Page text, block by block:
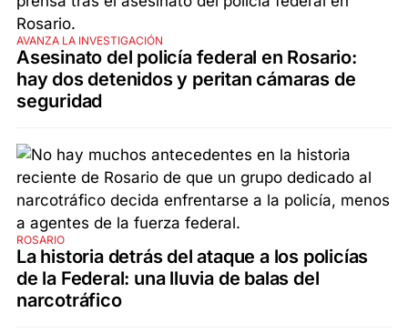
AVANZA LA INVESTIGACIÓN
Asesinato del policía federal en Rosario:
hay dos detenidos y peritan cámaras de
seguridad
ROSARIO
La historia detrás del ataque a los policías
de la Federal: una lluvia de balas del
narcotráfico